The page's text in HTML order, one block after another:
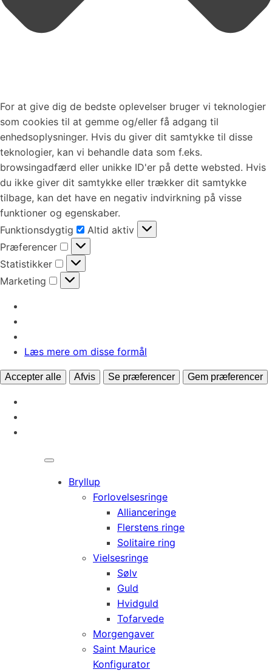
For at give dig de bedste oplevelser bruger vi teknologier
som cookies til at gemme og/eller få adgang til
enhedsoplysninger. Hvis du giver dit samtykke til disse
teknologier, kan vi behandle data som f.eks.
browsingadfærd eller unikke ID'er på dette websted. Hvis
du ikke giver dit samtykke eller trækker dit samtykke
tilbage, kan det have en negativ indvirkning på visse
funktioner og egenskaber.
Funktionsdygtig
Funktionsdygtig
Altid aktiv
Præferencer
Præferencer
Statistikker
Statistikker
Marketing
Marketing
Læs mere om disse formål
Accepter alle Afvis Se præferencer Gem præferencer
Bryllup
Forlovelsesringe
Allianceringe
Flerstens ringe
Solitaire ring
Vielsesringe
Sølv
Guld
Hvidguld
Tofarvede
Morgengaver
Saint Maurice
Konfigurator